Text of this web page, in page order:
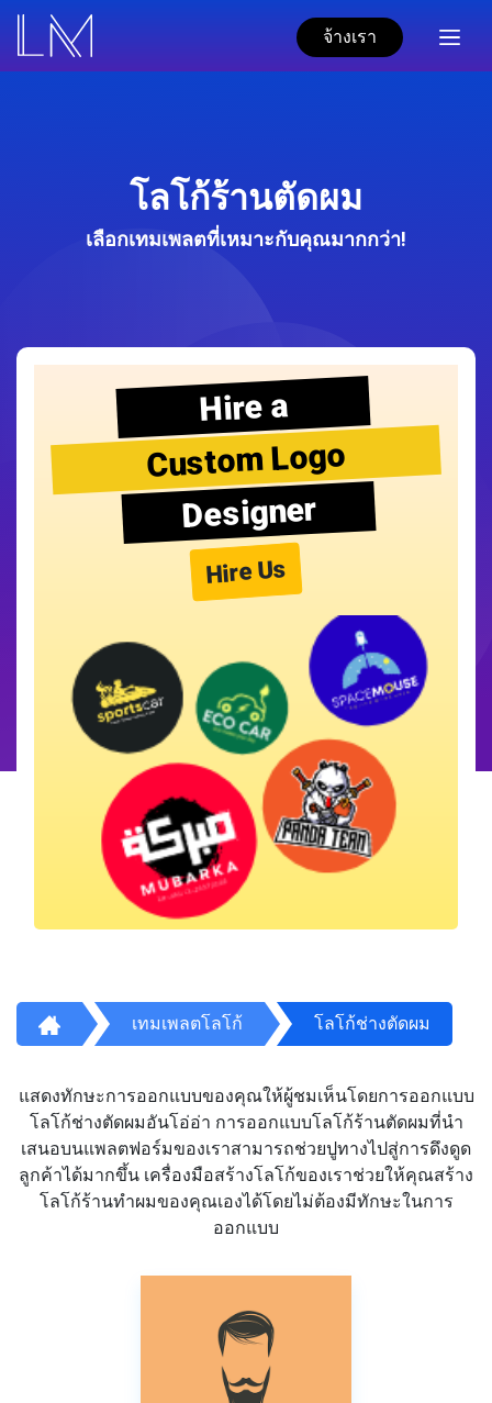
จ้างเรา
โลโก้ร้านตัดผม
เลือกเทมเพลตที่เหมาะกับคุณมากกว่า!
Hire a
Custom Logo
Designer
Hire Us
เทมเพลตโลโก้ โลโก้ช่างตัดผม
แสดงทักษะการออกแบบของคุณให้ผู้ชมเห็นโดยการออกแบบ
โลโก้ช่างตัดผมอันโอ่อ่า การออกแบบโลโก้ร้านตัดผมที่นำ
เสนอบนแพลตฟอร์มของเราสามารถช่วยปูทางไปสู่การดึงดูด
ลูกค้าได้มากขึ้น เครื่องมือสร้างโลโก้ของเราช่วยให้คุณสร้าง
โลโก้ร้านทำผมของคุณเองได้โดยไม่ต้องมีทักษะในการ
ออกแบบ